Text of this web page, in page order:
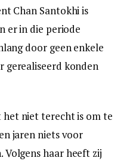
Chan Santokhi is
er in die periode
door geen enkele
gerealiseerd konden
niet terecht is om te
jaren niets voor
haar heeft zij